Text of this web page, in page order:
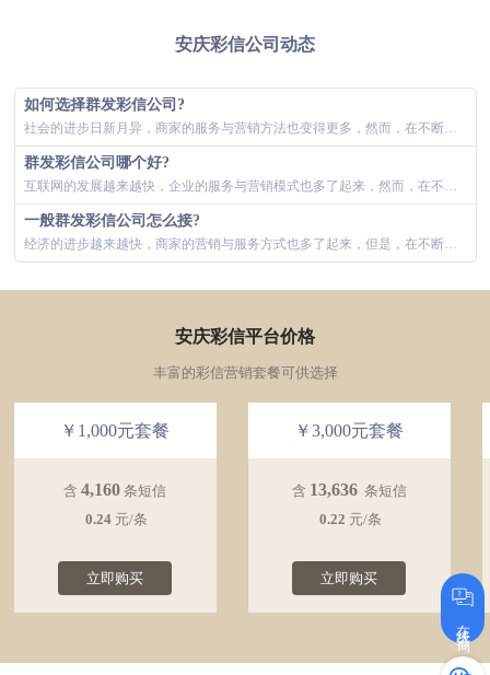
安庆彩信公司动态
如何选择群发彩信公司?
社会的进步日新月异，商家的服务与营销方法也变得更多，然而，在不断改革创新的同时，优化当下企业服务与营销的使用效率，依然是一个见效显著的办法。...
群发彩信公司哪个好?
互联网的发展越来越快，企业的服务与营销模式也多了起来，然而，在不断改革创新的阶段，优化现有企业自身营销与服务的效率，也同样是一种成效较快的方...
一般群发彩信公司怎么接?
经济的进步越来越快，商家的营销与服务方式也多了起来，但是，在不断改革创新的阶段，优化现有商家自身服务和营销的效率，也同样是眼下更为高效的办法...
安庆彩信平台价格
丰富的彩信营销套餐可供选择
￥1,000元套餐
含 4,160 条短信
0.24 元/条
立即购买
￥3,000元套餐
含 13,636 条短信
0.22 元/条
立即购买
在线咨询